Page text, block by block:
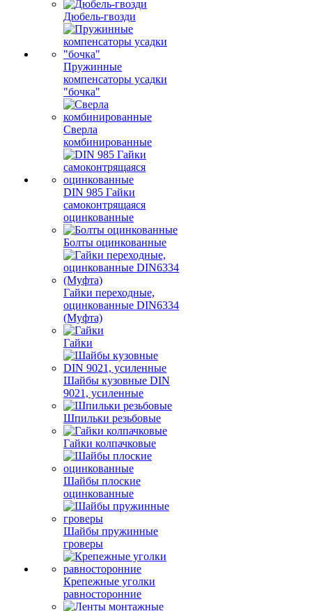
Дюбель-гвозди
Пружинные
компенсаторы усадки
"бочка"
Сверла
комбинированные
DIN 985 Гайки
самоконтрящаяся
оцинкованные
Болты оцинкованные
Гайки переходные,
оцинкованные DIN6334
(Муфта)
Гайки
Шайбы кузовные DIN
9021, усиленные
Шпильки резьбовые
Гайки колпачковые
Шайбы плоские
оцинкованные
Шайбы пружинные
гроверы
Крепежные уголки
равносторонние